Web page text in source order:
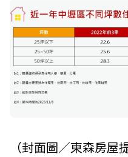
（封面圖／東森房屋